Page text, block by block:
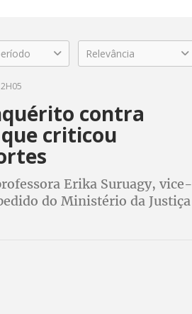
Relevância
contra
criticou
Erika Suruagy, vice-
do Ministério da Justiça